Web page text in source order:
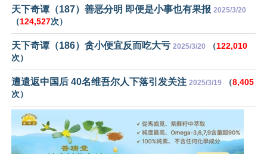
天下奇谭（187）善恶分明 即便是小事也有果报 2025/3/20
（124,527次）
天下奇谭（186）贪小便宜反而吃大亏 2025/3/20 （122,010
次）
遭遣返中国后 40名维吾尔人下落引发关注 2025/3/19 （8,405
次）